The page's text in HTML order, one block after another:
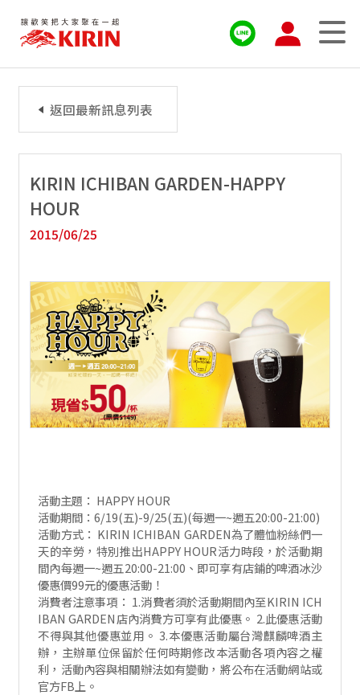
KIRIN ICHIBAN GARDEN-HAPPY
HOUR
2015/06/25
活動主題： HAPPY HOUR
活動期間：6/19(五)-9/25(五)(每週一~週五20:00-21:00)
活動方式： KIRIN ICHIBAN GARDEN為了體恤粉絲們一
天的辛勞，特別推出HAPPY HOUR活力時段，於活動期
間內每週一~週五20:00-21:00、即可享有店鋪的啤酒冰沙
優惠價99元的優惠活動！
消費者注意事項： 1.消費者須於活動期間內至KIRIN ICH
IBAN GARDEN店內消費方可享有此優惠。 2.此優惠活動
不得與其他優惠並用。 3.本優惠活動屬台灣麒麟啤酒主
辦，主辦單位保留於任何時期修改本活動各項內容之權
利，活動內容與相關辦法如有變動，將公布在活動網站或
官方FB上。
返回最新訊息列表